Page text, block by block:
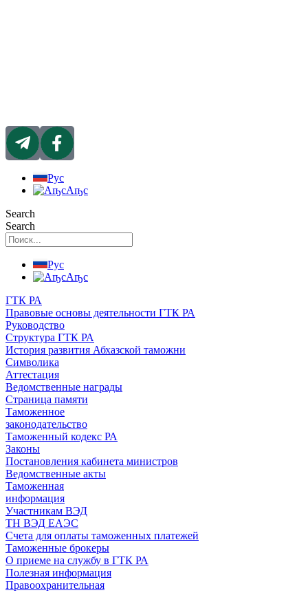
Рус
Аҧс
Search
Search
Рус
Аҧс
ГТК РА
Правовые основы деятельности ГТК РА
Руководство
Структура ГТК РА
История развития Абхазской таможни
Символика
Аттестация
Ведомственные награды
Страница памяти
Таможенное
законодательство
Таможенный кодекс РА
Законы
Постановления кабинета министров
Ведомственные акты
Таможенная
информация
Участникам ВЭД
ТН ВЭД ЕАЭС
Счета для оплаты таможенных платежей
Таможенные брокеры
О приеме на службу в ГТК РА
Полезная информация
Правоохранительная